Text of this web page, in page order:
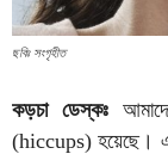
ছবিঃ সংগৃহীত
কড়চা ডেস্কঃ
(hiccups) হয়েছে।